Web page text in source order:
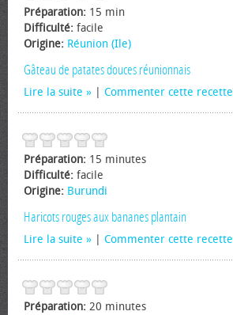
Préparation: 15 min
Difficulté: facile
Origine: Réunion (Ile)
Gâteau de patates douces réunionnais
Lire la suite Commenter cette recette
Préparation: 15 minutes
Difficulté: facile
Origine: Burundi
Haricots rouges aux bananes plantain
Lire la suite Commenter cette recette
Préparation: 20 minutes